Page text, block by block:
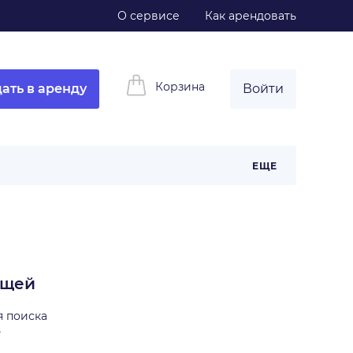
О сервисе Как арендовать
в аренду Корзина Войти
ЕЩЕ
поиска